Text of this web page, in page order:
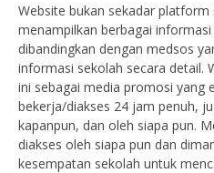
Website bukan sekadar
menampilkan berbagai
dibandingkan dengan medsos
informasi sekolah secara detail.
ini sebagai media promosi yang
bekerja/diakses 24 jam penuh,
kapanpun, dan oleh siapa pun.
diakses oleh siapa pun dan
kesempatan sekolah untuk